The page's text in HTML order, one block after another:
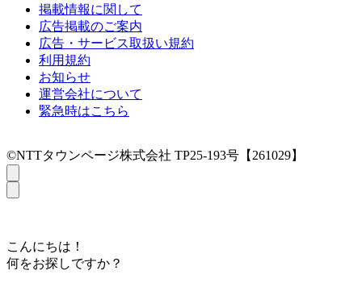
掲載情報に関して
広告掲載のご案内
広告・サービス取扱い規約
利用規約
お知らせ
運営会社について
緊急時はこちら
©NTTタウンページ株式会社 TP25-193号【261029】
こんにちは！
何をお探しですか？